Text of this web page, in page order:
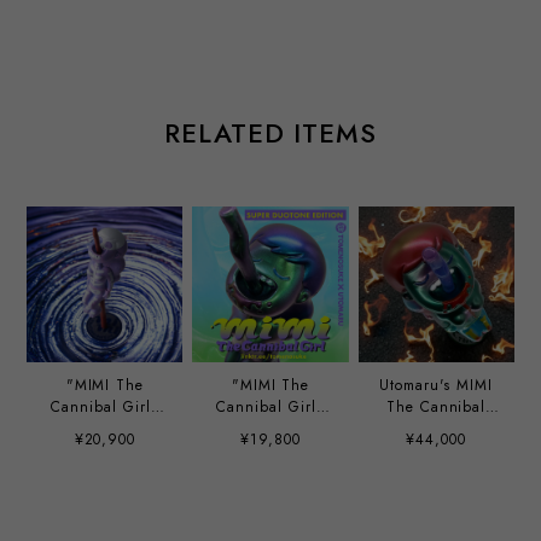
RELATED ITEMS
"MIMI The
Cannibal Girl"
purple marble X-
Ray Bone edition
¥20,900
"MIMI The
Cannibal Girl"
Super Duotone
Edition by
¥19,800
Utomaru's MIMI
The Cannibal
Girl hand paint
custom by Mirock
¥44,000